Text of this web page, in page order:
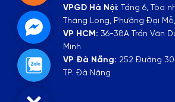
VPGD Hà Nội:
Tầng 6, Tòa
Thăng Long, Phường Đại
VP HCM: 36-38A Trần Văn
Minh
VP Đà Nẵng: 252 Đường
TP. Đà Nẵng
Facebook Messenger
Zalo